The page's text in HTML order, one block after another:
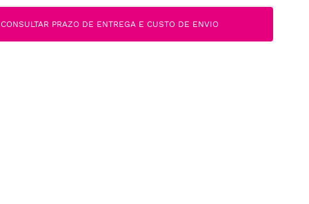
CONSULTAR PRAZO DE ENTREGA E CUSTO DE ENVIO